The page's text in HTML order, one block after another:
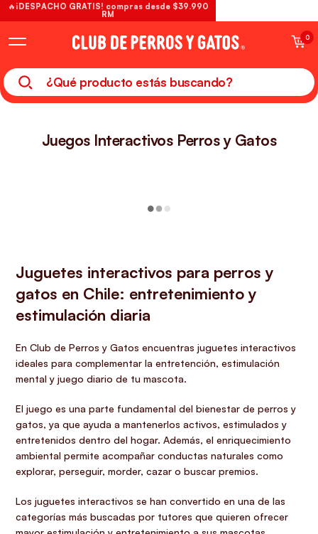
0
Juegos Interactivos Perros y Gatos
Juguetes interactivos para perros y
gatos en Chile: entretenimiento y
estimulación diaria
En Club de Perros y Gatos encuentras juguetes interactivos
ideales para complementar la entretención, estimulación
mental y juego diario de tu mascota.
El juego es una parte fundamental del bienestar de perros y
gatos, ya que ayuda a mantenerlos activos, estimulados y
entretenidos dentro del hogar. Además, el enriquecimiento
ambiental permite acompañar conductas naturales como
explorar, perseguir, morder, cazar o buscar premios.
Los juguetes interactivos se han convertido en una de las
categorías más buscadas por tutores que quieren ofrecer
🔥¡DESPACHO GRATIS! compras desde $39.990
RM